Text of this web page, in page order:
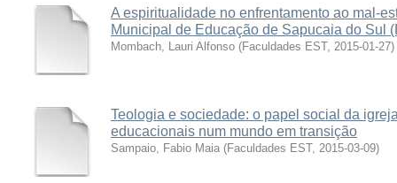
A espiritualidade no enfrentamento ao mal-
Municipal de Educação de Sapucaia do Sul
Mombach, Lauri Alfonso (Faculdades EST, 2015-01-27)
Teologia e sociedade: o papel social da
educacionais num mundo em transição
Sampaio, Fabio Maia (Faculdades EST, 2015-03-09)